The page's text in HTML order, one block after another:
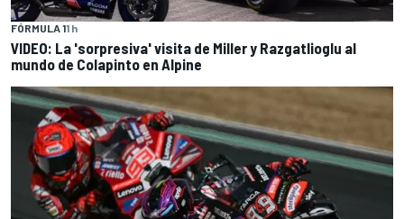
FÓRMULA 11 h
VIDEO: La 'sorpresiva' visita de Miller y Razgatlioglu al
mundo de Colapinto en Alpine